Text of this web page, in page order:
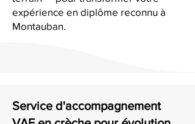
expérience en diplôme reconnu à
Montauban.
Service d'accompagnement